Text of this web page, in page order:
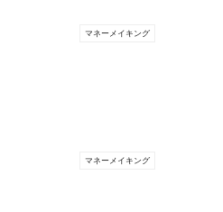
マネーメイキング
マネーメイキング